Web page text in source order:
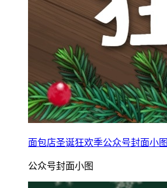
面包店圣诞狂欢季公众号封面小图
公众号封面小图